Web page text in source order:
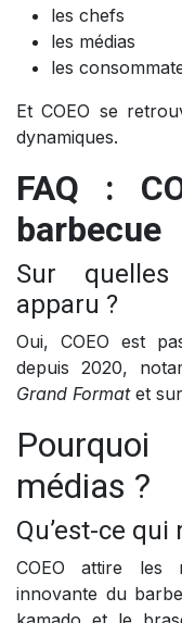
les chefs
les médias
les
Et COEO se
dynamiques.
FAQ :
barbecue
Sur
apparu ?
Oui, COEO est
depuis 2020,
Grand Formatet sur
médias ?
Qu’est-ce
COEO attire les
innovante du